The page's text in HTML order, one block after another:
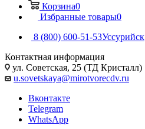
Корзина0
Избранные товары0
8 (800) 600-51-53Уссурийск
Контактная информация
ул. Советская, 25 (ТД Кристалл)
u.sovetskaya@mirotvorecdv.ru
Вконтакте
Telegram
WhatsApp